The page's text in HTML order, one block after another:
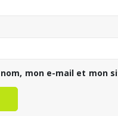
mon e-mail et mon